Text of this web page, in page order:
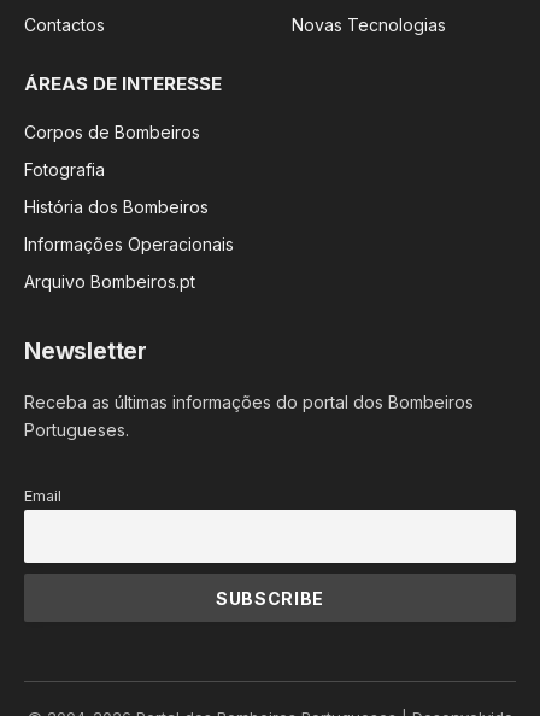
Contactos
Novas Tecnologias
ÁREAS DE INTERESSE
Corpos de Bombeiros
Fotografia
História dos Bombeiros
Informações Operacionais
Arquivo Bombeiros.pt
Newsletter
Receba as últimas informações do portal dos Bombeiros
Portugueses.
Email